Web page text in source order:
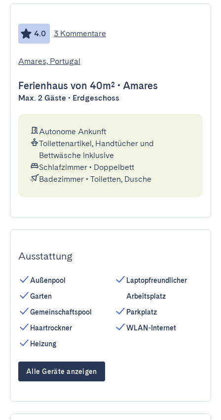
4.0 3 Kommentare
Amares, Portugal
Ferienhaus von 40m² • Amares
Max. 2 Gäste • Erdgeschoss
Autonome Ankunft
Toilettenartikel, Handtücher und
Bettwäsche inklusive
Schlafzimmer • Doppelbett
Badezimmer • Toiletten, Dusche
Ausstattung
Außenpool
Garten
Gemeinschaftspool
Haartrockner
Heizung
Laptopfreundlicher
Arbeitsplatz
Parkplatz
WLAN-Internet
Alle Geräte anzeigen